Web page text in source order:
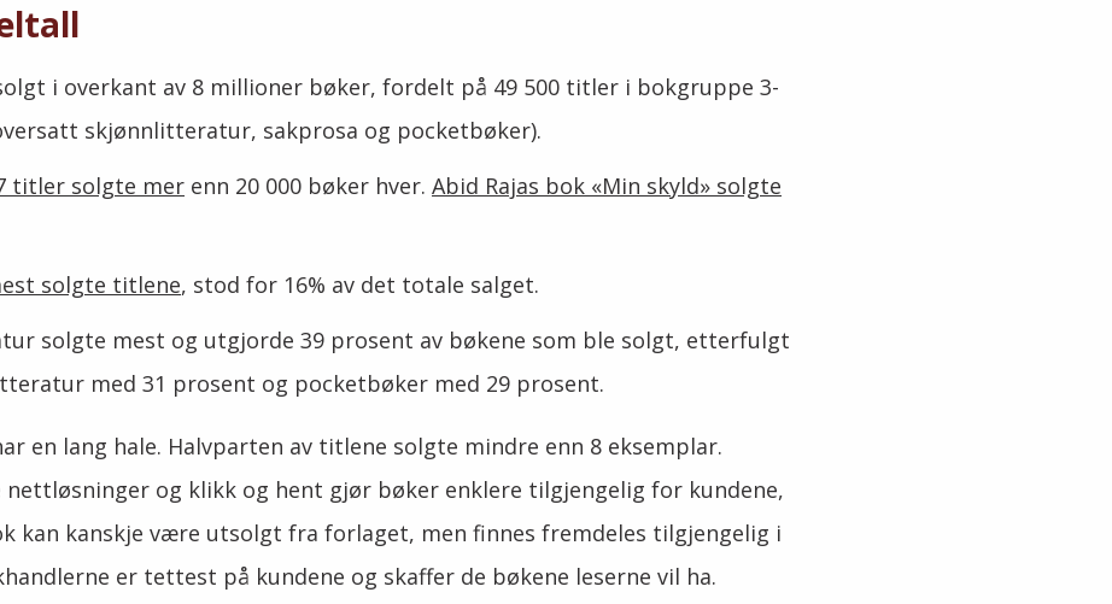
i overkant av 8 millioner bøker, fordelt på 49 500 titler i bokgruppe 3-
skjønnlitteratur, sakprosa og pocketbøker).
titler solgte mer enn 20 000 bøker hver. Abid Rajas bok «Min skyld» solgte
solgte titlene, stod for 16% av det totale salget.
solgte mest og utgjorde 39 prosent av bøkene som ble solgt, etterfulgt
med 31 prosent og pocketbøker med 29 prosent.
en lang hale. Halvparten av titlene solgte mindre enn 8 eksemplar.
nettløsninger og klikk og hent gjør bøker enklere tilgjengelig for kundene,
kan kanskje være utsolgt fra forlaget, men finnes fremdeles tilgjengelig i
er tettest på kundene og skaffer de bøkene leserne vil ha.